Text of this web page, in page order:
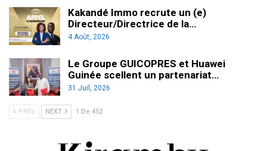
Kakandé Immo recrute un (e)
Directeur/Directrice de la…
4 Août, 2026
Le Groupe GUICOPRES et Huawei
Guinée scellent un partenariat…
31 Juil, 2026
PREV NEXT 1 De 452